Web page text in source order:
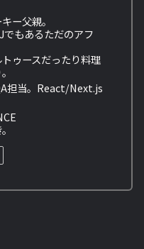
ー父親。
もあるただのアフ
ゥースだったり料理
担当。React/Next.js